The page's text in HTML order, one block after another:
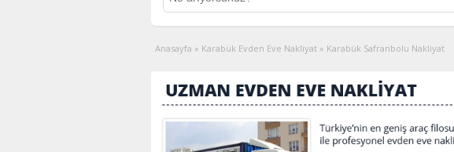
Anasayfa » Karabük Evden Eve Nakliyat » Karabük Safranbolu Nakliyat